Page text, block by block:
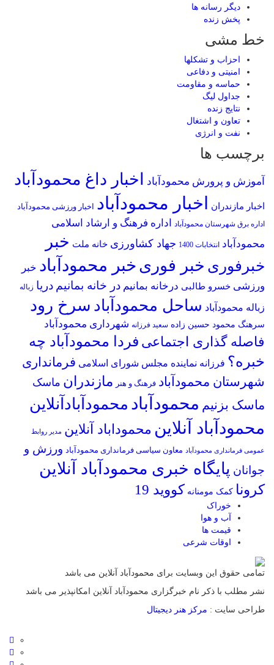
ديگر رسانه ها
پخش زنده
خط مشی
احزاب و تشکلها
امنیتی و دفاعی
حماسه و مقاومت
جداول لیگ
نتایج زنده
تعاون و اشتغال
نفت و انرژی
برچسب ها
آموزش و پرورش محمودآباد اخبار داغ محمودآباد
اخبار مازندران اخبار محمودآباد اخبار ورزشی محمودآباد
اداره برق شهرستان محمودآباد
اداره فرهنگ و ارشاد اسلامی
محمودآباد انتخابات 1400 جهاد کشاورزی خانه ملت خبر
خبرفوری خبر فوری خبر محمودآباد خبر
ورزشی خسرو طالبی درخانه بمانیم در خانه بمانیم دریا زباله
زباله محمودآباد ساحل محمودآباد سرخ رود
سرهنگ محمود حسین زاده سعید فرزانه شهرداری محمودآباد
فاصله گذاری اجتماعی فردا محمودآباد چه
خبره؟ فرزانه نماینده مجلس شورای اسلامی فرمانداری
شهرستان محمودآباد فرهنگ و هنر مازندران ماسک
ماسک بزنیم محمودآباد محمودآبادآنلاین
محمودآباد آنلاین محموداباد آنلاین مدیر روابط
عمومی فرمانداری محمودآباد معاون سیاسی فرمانداری محمودآباد ورزش و
جوانان پایگاه خبری محمودآباد آنلاین
کرونا کمک مومنانه کووید 19
خوراک
آب و هوا
قیمت ها
اوقات شرعی
تمامی حقوق این وبسایت برای محمودآباد آنلاین می باشد
نشر مطلب با ذکر نام خبرگزاری محمودآباد آنلاین امکانپذیر می باشد
طراحی سایت : مرکز هنر دیجیتال